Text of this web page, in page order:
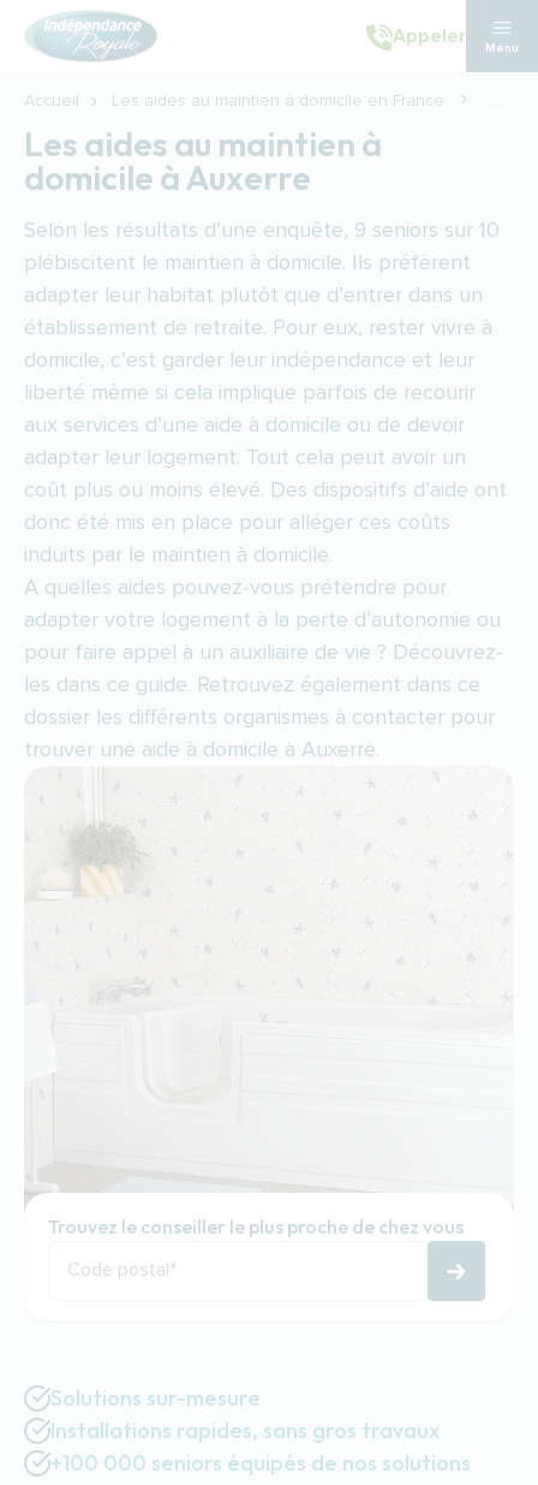
Aller au contenu principal
Appeler
Menu
Accueil Les aides au maintien à domicile en France ...
Les aides au maintien à
domicile à Auxerre
Selon les résultats d’une enquête, 9 seniors sur 10
plébiscitent le maintien à domicile. Ils préfèrent
adapter leur habitat plutôt que d’entrer dans un
établissement de retraite. Pour eux, rester vivre à
domicile, c’est garder leur indépendance et leur
liberté même si cela implique parfois de recourir
aux services d’une aide à domicile ou de devoir
adapter leur logement. Tout cela peut avoir un
coût plus ou moins élevé. Des dispositifs d’aide ont
donc été mis en place pour alléger ces coûts
induits par le maintien à domicile.
A quelles aides pouvez-vous prétendre pour
adapter votre logement à la perte d’autonomie ou
pour faire appel à un auxiliaire de vie ? Découvrez-
les dans ce guide. Retrouvez également dans ce
dossier les différents organismes à contacter pour
trouver une aide à domicile à Auxerre.
Trouvez le conseiller le plus proche de chez vous
Code postal*
Solutions sur-mesure
Installations rapides, sans gros travaux
+100 000 seniors équipés de nos solutions